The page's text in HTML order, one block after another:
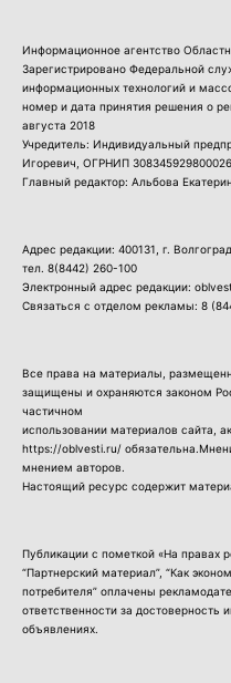
Информационное агентство
Зарегистрировано Федеральной
информационных технологий и
номер и дата принятия решения о
августа 2018
Учредитель: Индивидуальный
Игоревич, ОГРНИП 308345929800026
Главный редактор: Альбова
Адрес редакции: 400131, г.
тел. 8(8442) 260-100
Электронный адрес редакции:
Связаться с отделом рекламы: 8
Все права на материалы,
защищены и охраняются законом
частичном
использовании материалов сайта,
https://oblvesti.ru/
мнением авторов.
Настоящий ресурс содержит
Публикации с пометкой «На правах
“Партнерский материал”, “Как
потребителя” оплачены
ответственности за
объявлениях.